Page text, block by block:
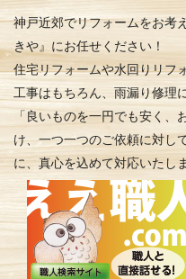
神戸近郊でリフォームをお考
きや』にお任せください！
住宅リフォームや水回りリフ
工事はもちろん、雨漏り修理
「良いものを一円でも安く
け、一つ一つのご依頼に対し
に、真心を込めて対応いたし